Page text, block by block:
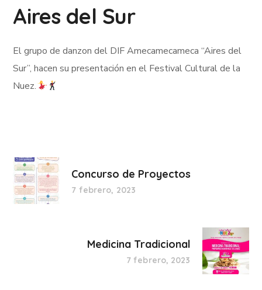
Aires del Sur
El grupo de danzon del DIF Amecamecameca “Aires del
Sur”, hacen su presentación en el Festival Cultural de la
Nuez.
Concurso de Proyectos
7 febrero, 2023
Medicina Tradicional
7 febrero, 2023